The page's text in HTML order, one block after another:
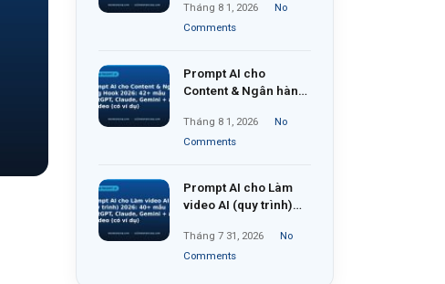
ChatGPT, Claude,
Gemini + ảnh & video
Tháng 8 1, 2026
No
Comments
Prompt AI cho
Content & Ngân hàng
ChatGPT, Claude,
Gemini + ảnh & video
Tháng 8 1, 2026
No
Comments
Prompt AI cho Làm
video AI (quy trình)
ChatGPT, Claude,
Gemini + ảnh & video
Tháng 7 31, 2026
No
Comments